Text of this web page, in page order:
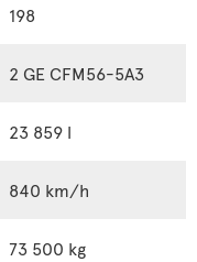
198
2 GE CFM56-5A3
23 859 l
840 km/h
73 500 kg